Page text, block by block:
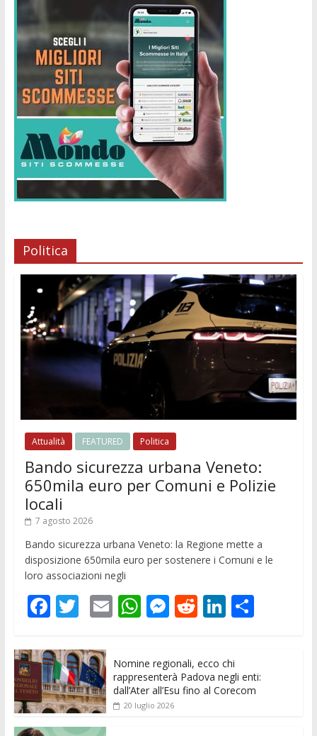
Politica
Attualità FEATURED Politica
Bando sicurezza urbana Veneto:
650mila euro per Comuni e Polizie
locali
7 agosto 2026
Bando sicurezza urbana Veneto: la Regione mette a
disposizione 650mila euro per sostenere i Comuni e le
loro associazioni negli
F
e
b
o
o
T
itt
er
E
l
W
s
A
p
M
ss
e
n
R
di
t
Li
k
e
dI
C
di
vi
Nomine regionali, ecco chi
rappresenterà Padova negli enti:
dall’Ater all’Esu fino al Corecom
20 luglio 2026